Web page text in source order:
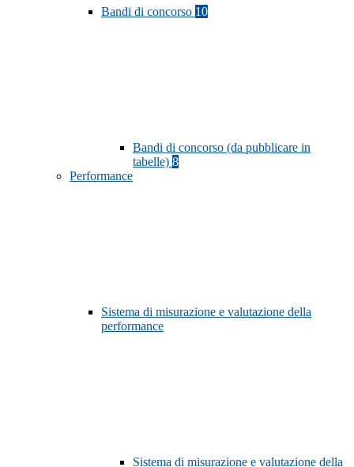
Bandi di concorso 10
Bandi di concorso (da pubblicare in
tabelle) 8
Performance
Sistema di misurazione e valutazione della
performance
Sistema di misurazione e valutazione della